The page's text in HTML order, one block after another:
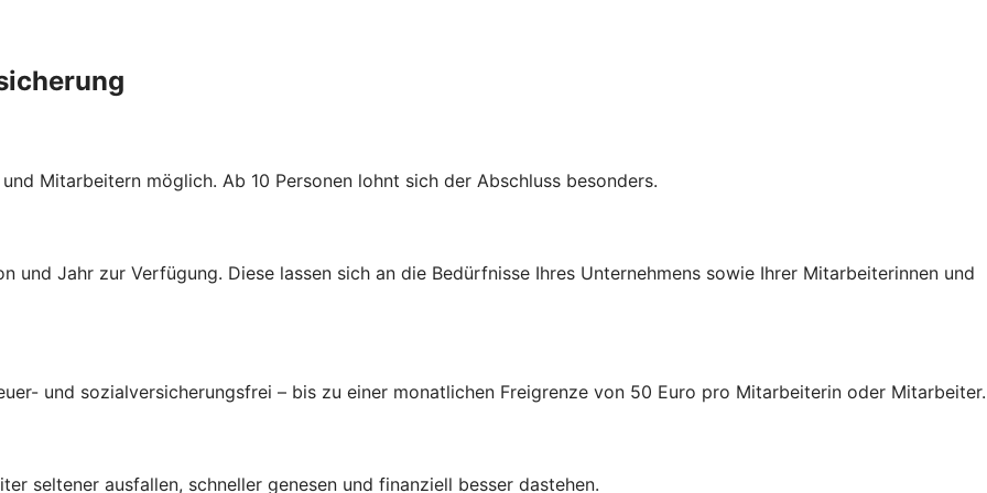
Mitarbeitern möglich. Ab 10 Personen lohnt sich der Abschluss besonders.
und Jahr zur Verfügung. Diese lassen sich an die Bedürfnisse Ihres Unternehmens sowie Ihrer Mitarbeiterinnen und
und sozialversicherungsfrei – bis zu einer monatlichen Freigrenze von 50 Euro pro Mitarbeiterin oder Mitarbeiter.
seltener ausfallen, schneller genesen und finanziell besser dastehen.